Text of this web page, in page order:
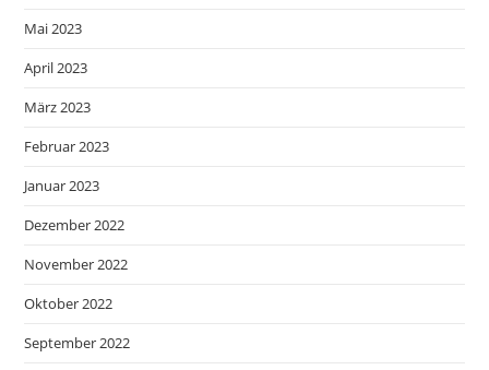
Mai 2023
April 2023
März 2023
Februar 2023
Januar 2023
Dezember 2022
November 2022
Oktober 2022
September 2022